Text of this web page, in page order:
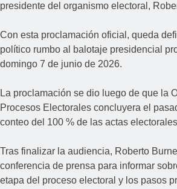
presidente del organismo electoral,
Con esta proclamación oficial, queda
político rumbo al balotaje presidencial
domingo 7 de junio de 2026.
La proclamación se dio luego de que la
Procesos Electorales concluyera el
conteo del 100 % de las actas
Tras finalizar la audiencia, Roberto
conferencia de prensa para informar
etapa del proceso electoral y los pasos